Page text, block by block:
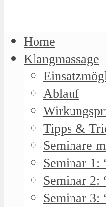
Home
Klangmassage
Ablauf
Tipps &
Seminare
Seminar 1:
Seminar 2:
Seminar 3: